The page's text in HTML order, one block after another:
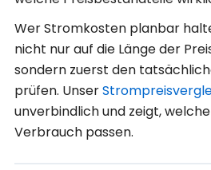
Wer Stromkosten planbar
nicht nur auf die Länge der
sondern zuerst den
prüfen. Unser
unverbindlich und zeigt,
Verbrauch passen.